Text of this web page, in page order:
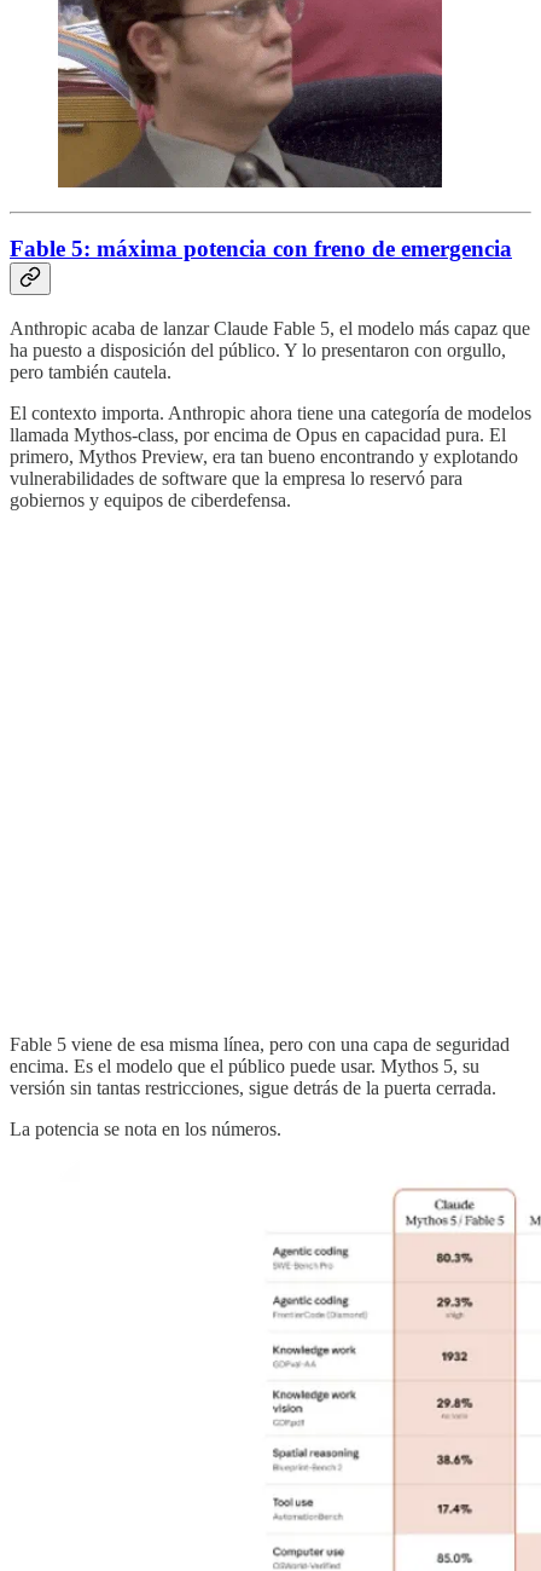
Fable 5: máxima potencia con freno de emergencia
Anthropic acaba de lanzar Claude Fable 5, el modelo más capaz que
ha puesto a disposición del público. Y lo presentaron con orgullo,
pero también cautela.
El contexto importa. Anthropic ahora tiene una categoría de modelos
llamada Mythos-class, por encima de Opus en capacidad pura. El
primero, Mythos Preview, era tan bueno encontrando y explotando
vulnerabilidades de software que la empresa lo reservó para
gobiernos y equipos de ciberdefensa.
Fable 5 viene de esa misma línea, pero con una capa de seguridad
encima. Es el modelo que el público puede usar. Mythos 5, su
versión sin tantas restricciones, sigue detrás de la puerta cerrada.
La potencia se nota en los números.